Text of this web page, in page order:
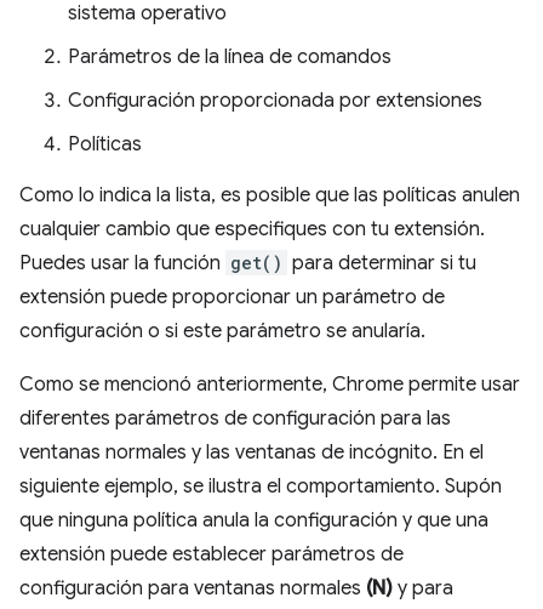
sistema operativo
Parámetros de la línea de comandos
Configuración proporcionada por extensiones
Políticas
Como lo indica la lista, es posible que las políticas anulen
cualquier cambio que especifiques con tu extensión.
Puedes usar la función get() para determinar si tu
extensión puede proporcionar un parámetro de
configuración o si este parámetro se anularía.
Como se mencionó anteriormente, Chrome permite usar
diferentes parámetros de configuración para las
ventanas normales y las ventanas de incógnito. En el
siguiente ejemplo, se ilustra el comportamiento. Supón
que ninguna política anula la configuración y que una
extensión puede establecer parámetros de
configuración para ventanas normales (N) y para